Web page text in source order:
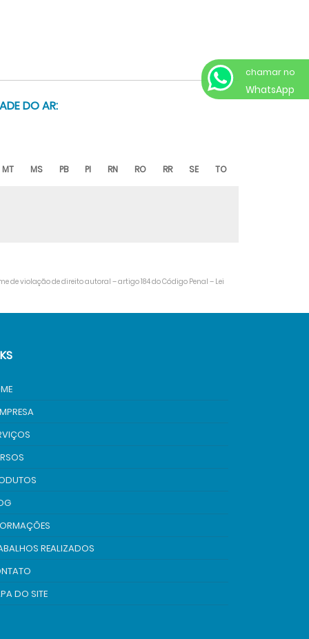
DO AR:
MT MS PB PI RN RO RR SE TO
de violação de direito autoral – artigo 184 do Código Penal – Lei
REALIZADOS
DO SITE
chamar no
WhatsApp